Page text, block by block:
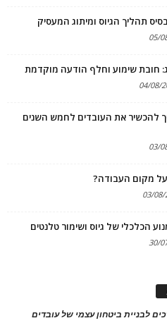
05/
חובת שימוע וחלף הודעה מוקדמת
04/08/
להכשיר את העובדים לחמש השנים
03/
מקום העבודה?
03/08/
30/